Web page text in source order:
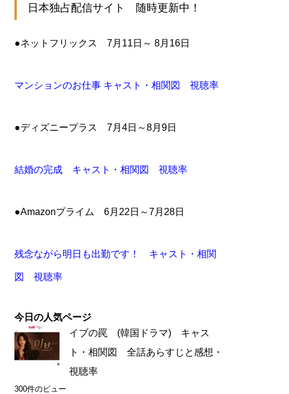
日本独占配信サイト 随時更新中！
●ネットフリックス 7月11日～ 8月16日
マンションのお仕事 キャスト・相関図 視聴率
●ディズニープラス 7月4日～8月9日
結婚の完成 キャスト・相関図 視聴率
●Amazonプライム 6月22日～7月28日
残念ながら明日も出勤です！ キャスト・相関
図 視聴率
今日の人気ページ
イブの罠 (韓国ドラマ) キャス
ト・相関図 全話あらすじと感想・
視聴率
300件のビュー